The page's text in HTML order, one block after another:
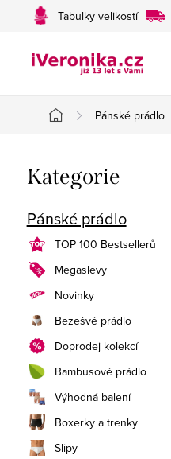
Tabulky velikostí
Domů
Pánské prádlo
o
s
t
r
a
n
n
í
p
Přeskočit
kategorie
Kategorie
Pánské prádlo
TOP 100 Bestsellerů
Megaslevy
Novinky
Bezešvé prádlo
Doprodej kolekcí
Bambusové prádlo
Výhodná balení
Boxerky a trenky
Slipy